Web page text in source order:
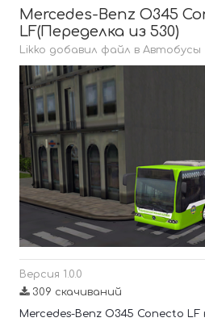
Mercedes-Benz O345
LF(Переделка из 530)
Likko добавил файл в Автобусы
Версия 1.0.0
309 скачиваний
Mercedes-Benz O345 Conecto